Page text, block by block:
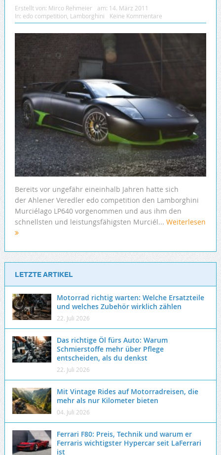
Erstellt von: Mirco Rehmeier am: 14. März 2011
In: edo competition Lamborghini Keine Kommentare
Bereits vor ungefähr eineinhalb Jahren hatte sich
der Ahlener Veredler edo competition den Lamborghini
Murciélago LP640 vorgenommen und aus ihm den
schnellsten und leistungsfähigsten Murciél... Weiterlesen
LETZTE ARTIKEL
Motorrad richtig warten: Welche Ersatzteile
und welches Zubehör wirklich zählen
22. Juli 2026
Das richtige Öl fürs Auto: Warum
Schmierstoffe mehr über Pflege
entscheiden, als du denkst
22. Juli 2026
Mit Vintage Rides auf Motorradreisen, die
mehr als nur Kilometer bieten
04. Juli 2026
Ferrari F80: Preis, Technik und warum er
Ferraris wichtigster Hypercar seit LaFerrari
ist